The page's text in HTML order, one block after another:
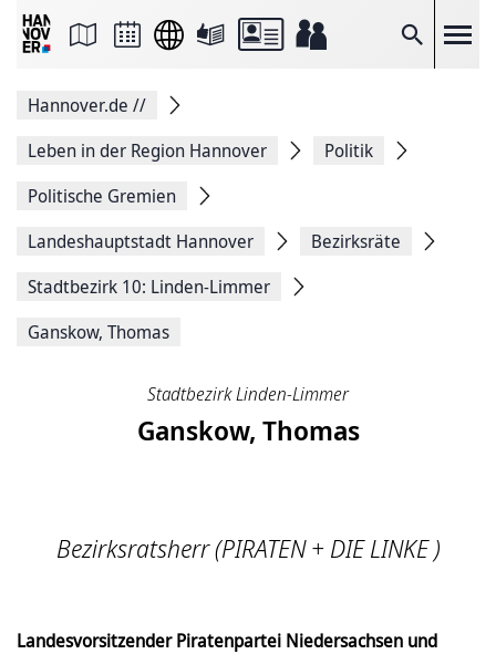
Suche
Seite
Facebook
teilen
Seitenlink
Seite
Hannover.de //
Leben in der Region Hannover
Politik
Politische Gremien
Landeshauptstadt Hannover
Bezirksräte
Stadtbezirk 10: Linden-Limmer
Ganskow, Thomas
Stadtbezirk Linden-Limmer
Ganskow, Thomas
Bezirksratsherr (PIRATEN + DIE LINKE )
Landesvorsitzender Piratenpartei Niedersachsen und